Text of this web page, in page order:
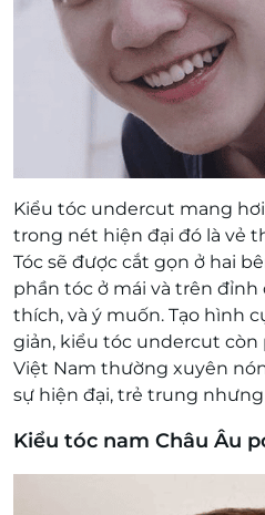
Kiểu tóc undercut mang
trong nét hiện đại đó là vẻ
Tóc sẽ được cắt gọn ở hai
phần tóc ở mái và trên
thích, và ý muốn. Tạo hình
giản, kiểu tóc undercut
Việt Nam thường xuyên
sự hiện đại, trẻ trung
Kiểu tóc nam Châu Âu